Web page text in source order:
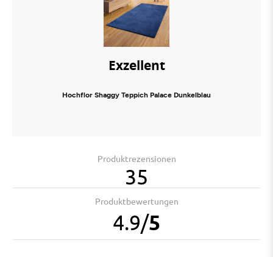
Exzellent
Hochflor Shaggy Teppich Palace Dunkelblau
Produktrezensionen
35
Produktbewertungen
4.9/5